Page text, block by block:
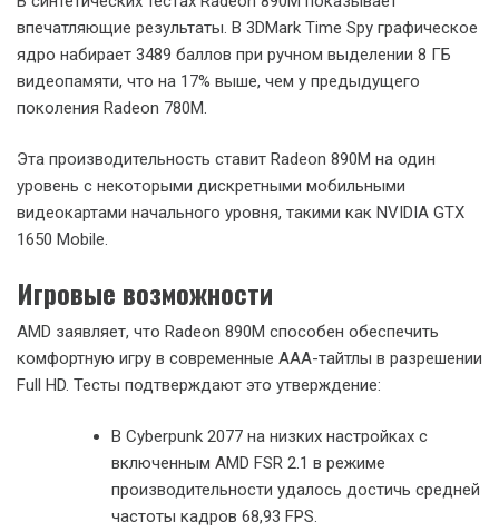
Впечатляющая производительность
В синтетических тестах Radeon 890M показывает
впечатляющие результаты. В 3DMark Time Spy графическое